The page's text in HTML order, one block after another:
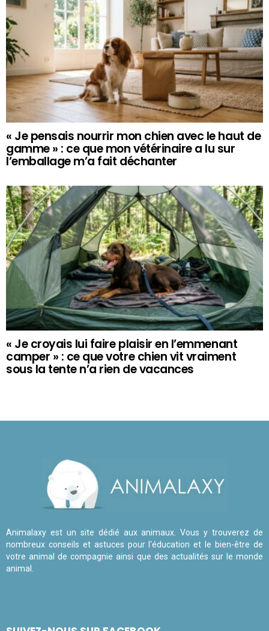
« Je pensais nourrir mon chien avec le haut de
gamme » : ce que mon vétérinaire a lu sur
l’emballage m’a fait déchanter
« Je croyais lui faire plaisir en l’emmenant
camper » : ce que votre chien vit vraiment
sous la tente n’a rien de vacances
Animalaxy est un site dédié aux animaux. Vous y trouverez de
nombreux conseils et astuces pour l'éducation et le bien-être de
votre animal de compagnie ainsi que des actualités sur le monde
animal.